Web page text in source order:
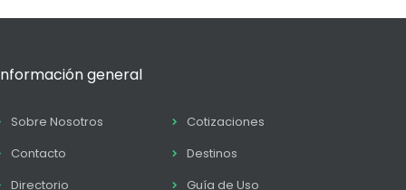
general
Sobre Nosotros
Cotizaciones
Contacto
Destinos
Directorio
Guía de Uso